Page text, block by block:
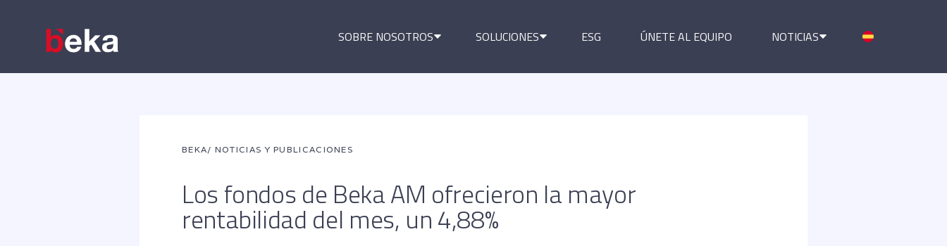
SOBRE NOSOTROS SOLUCIONES ESG ÚNETE AL EQUIPO NOTICIAS
BEKA/ NOTICIAS Y PUBLICACIONES
Los fondos de Beka AM ofrecieron la mayor
rentabilidad del mes, un 4,88%